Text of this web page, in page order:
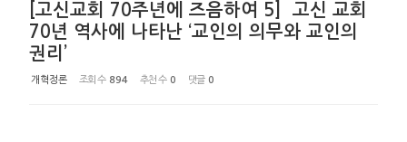
[고신교회 70주년에 즈음하여 5] 고신 교회
70년 역사에 나타난 ‘교인의 의무와 교인의
권리’
개혁정론 조회 수 894 추천 수 0 댓글 0
Sketchbook5, 스케치북5